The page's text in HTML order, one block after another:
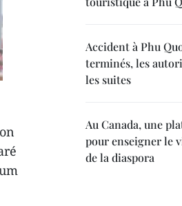
Accident à Phu
terminés, les
les suites
Au Canada, une
pour enseigner le
de la diaspora